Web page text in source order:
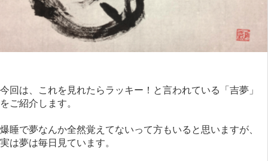
今回は、これを見れたらラッキー！と言われている「吉夢」
をご紹介します。
爆睡で夢なんか全然覚えてないって方もいると思いますが、
実は夢は毎日見ています。